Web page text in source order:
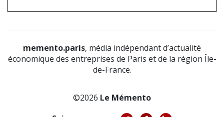
memento.paris, média indépendant d’actualité
économique des entreprises de Paris et de la région Île-
de-France.
©2026 Le Mémento